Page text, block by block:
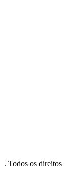
. Todos os direitos